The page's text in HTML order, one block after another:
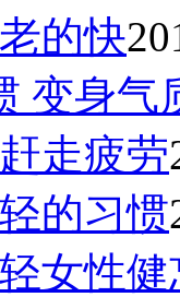
的快
变身气
走疲劳
的习惯
女性健